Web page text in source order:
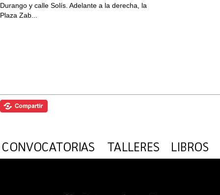
Durango y calle Solís. Adelante a la derecha, la
Plaza Zab...